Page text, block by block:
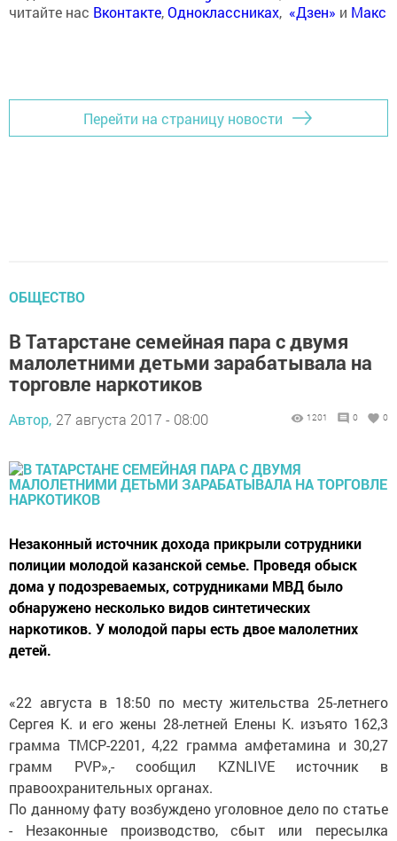
читайте нас Вконтакте,Одноклассниках, «Дзен» и Макс
Перейти на страницу новости
ОБЩЕСТВО
В Татарстане семейная пара с двумя
малолетними детьми зарабатывала на
торговле наркотиков
Автор, 27 августа 2017 - 08:00 1201 0 0
Незаконный источник дохода прикрыли сотрудники
полиции молодой казанской семье. Проведя обыск
дома у подозреваемых, сотрудниками МВД было
обнаружено несколько видов синтетических
наркотиков. У молодой пары есть двое малолетних
детей.
«22 августа в 18:50 по месту жительства 25-летнего
Сергея К. и его жены 28-летней Елены К. изъято 162,3
грамма ТМСР-2201, 4,22 грамма амфетамина и 30,27
грамм PVP»,- сообщил KZNLIVE источник в
правоохранительных органах.
По данному фату возбуждено уголовное дело по статье
- Незаконные производство, сбыт или пересылка